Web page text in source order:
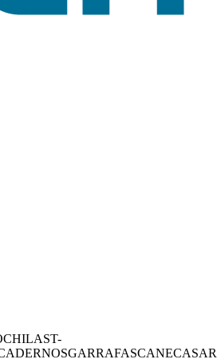
T-
GARRAFASCANECASAR